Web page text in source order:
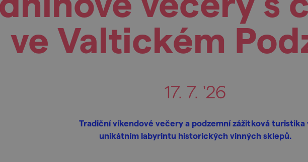
ve Valtickém
17. 7. '26
Tradiční víkendové večery a podzemní zážitková turistika
unikátním labyrintu historických vinných sklepů.